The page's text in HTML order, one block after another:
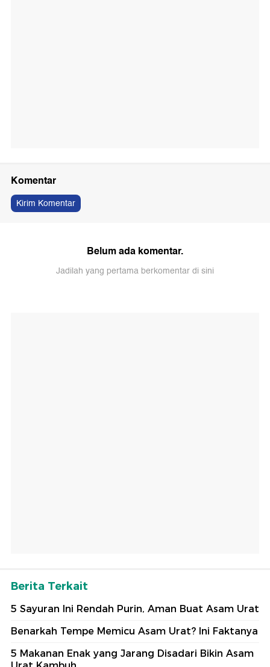
Komentar
Kirim Komentar
Belum ada komentar.
Jadilah yang pertama berkomentar di sini
Berita Terkait
5 Sayuran Ini Rendah Purin, Aman Buat Asam Urat
Benarkah Tempe Memicu Asam Urat? Ini Faktanya
5 Makanan Enak yang Jarang Disadari Bikin Asam